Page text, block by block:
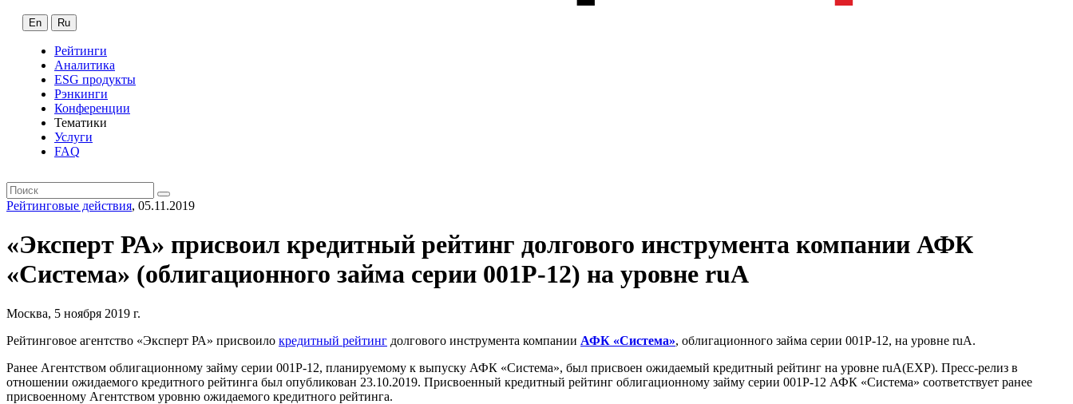
En Ru
Рейтинги
Аналитика
ESG продукты
Рэнкинги
Конференции
Тематики
Услуги
FAQ
Рейтинговые действия, 05.11.2019
«Эксперт РА» присвоил кредитный рейтинг долгового инструмента компании АФК
«Система» (облигационного займа серии 001P-12) на уровне ruА
Москва, 5 ноября 2019 г.
Рейтинговое агентство «Эксперт РА» присвоило кредитный рейтинг долгового инструмента компании АФК «Система», облигационного займа серии 001P-12, на уровне ruA.
Ранее Агентством облигационному займу серии 001P-12, планируемому к выпуску АФК «Система», был присвоен ожидаемый кредитный рейтинг на уровне ruA(EXP). Пресс-релиз в
отношении ожидаемого кредитного рейтинга был опубликован 23.10.2019. Присвоенный кредитный рейтинг облигационному займу серии 001P-12 АФК «Система» соответствует ранее
присвоенному Агентством уровню ожидаемого кредитного рейтинга.